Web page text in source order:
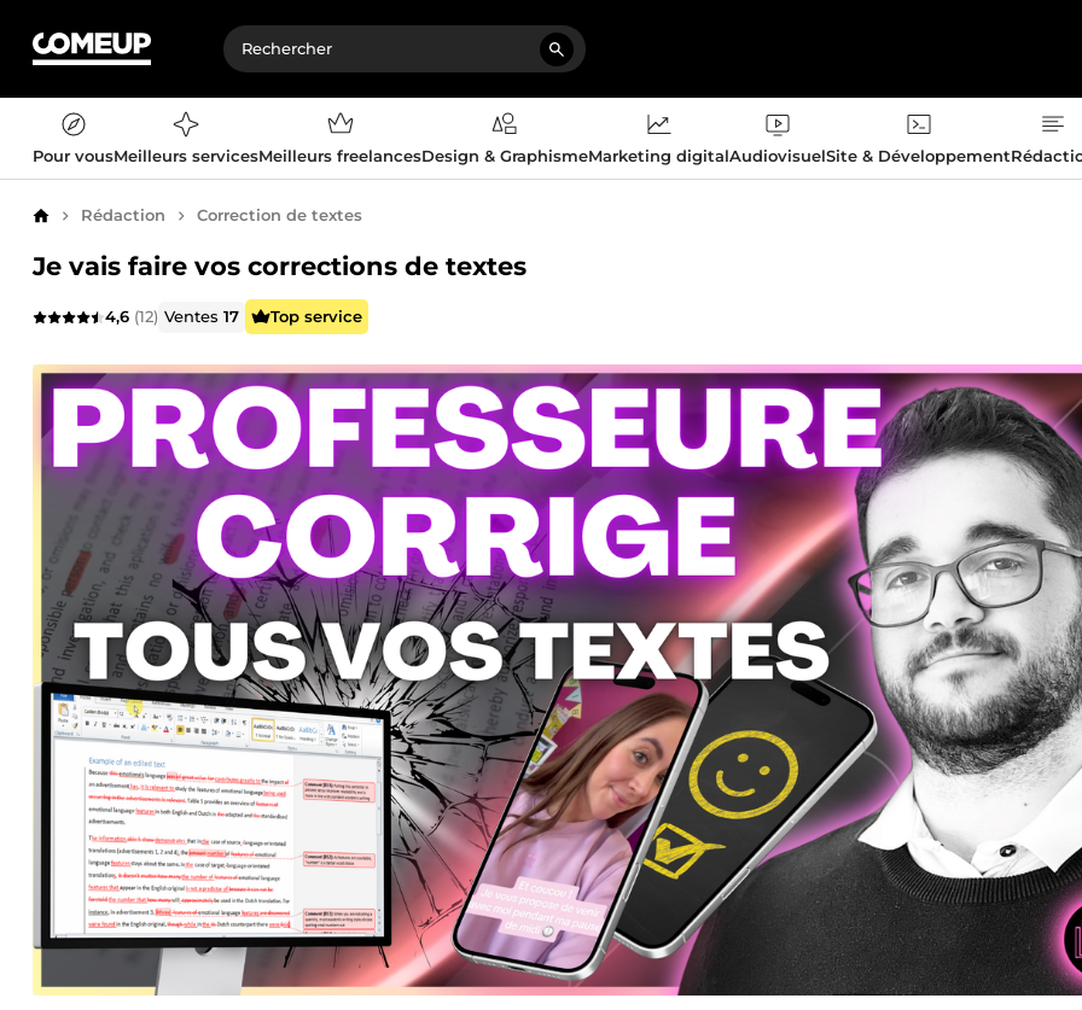
Pour vousMeilleurs servicesMeilleurs freelancesDesign & GraphismeMarketing digitalAudiovisuelSite & Développement
AccueilRédaction Correction de textes
Je vais faire vos corrections de textes
4,6 (12) Ventes17 Top service